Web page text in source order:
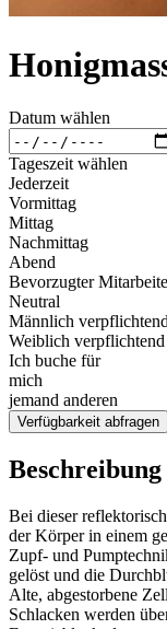
Datum wählen
Tageszeit wählen
Jederzeit
Vormittag
Mittag
Nachmittag
Abend
Bevorzugter
Neutral
Männlich verpflichtend
Weiblich verpflichtend
Ich buche für
mich
jemand anderen
Verfügbarkeit abfragen
Beschreibung
Bei dieser
der Körper in einem
Zupf- und
gelöst und die
Alte, abgestorbene
Schlacken werden